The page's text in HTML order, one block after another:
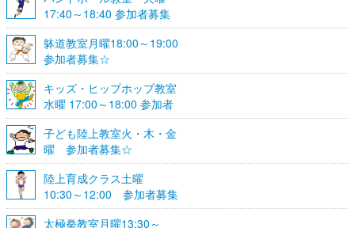
17:40～18:40 参加者募集
☆
躰道教室月曜18:00～19:00
参加者募集☆
キッズ・ヒップホップ教室
水曜 17:00～18:00 参加者
募集☆
子ども陸上教室火・木・金
曜 参加者募集☆
陸上育成クラス土曜
10:30～12:00 参加者募集
☆
太極拳教室月曜13:30～